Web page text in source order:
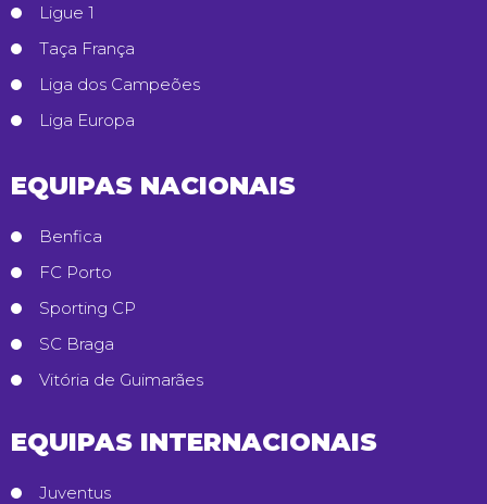
Ligue 1
Taça França
Liga dos Campeões
Liga Europa
EQUIPAS NACIONAIS
Benfica
FC Porto
Sporting CP
SC Braga
Vitória de Guimarães
EQUIPAS INTERNACIONAIS
Juventus